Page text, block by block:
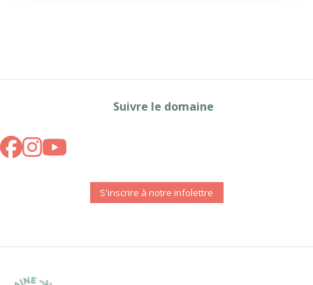
Suivre le domaine
S'inscrire à notre infolettre